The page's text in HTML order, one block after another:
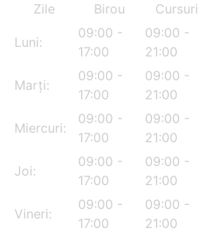
Zile Birou Cursuri
Luni:
09:00 -
17:00
09:00 -
21:00
Marți:
09:00 -
17:00
09:00 -
21:00
Miercuri:
09:00 -
17:00
09:00 -
21:00
Joi:
09:00 -
17:00
09:00 -
21:00
Vineri:
09:00 -
17:00
09:00 -
21:00